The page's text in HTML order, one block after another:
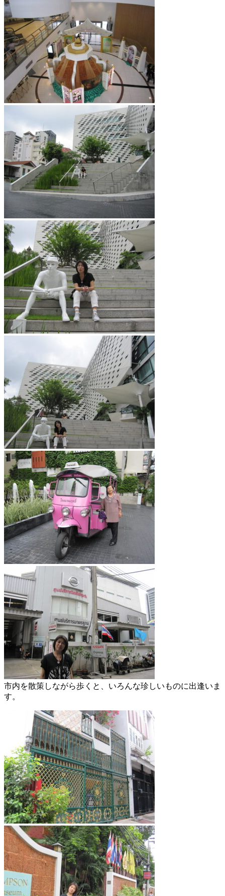
市内を散策しながら歩くと、いろんな珍しいものに出逢いま
す。